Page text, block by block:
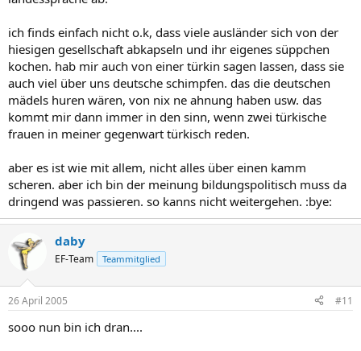
ich finds einfach nicht o.k, dass viele ausländer sich von der
hiesigen gesellschaft abkapseln und ihr eigenes süppchen
kochen. hab mir auch von einer türkin sagen lassen, dass sie
auch viel über uns deutsche schimpfen. das die deutschen
mädels huren wären, von nix ne ahnung haben usw. das
kommt mir dann immer in den sinn, wenn zwei türkische
frauen in meiner gegenwart türkisch reden.
aber es ist wie mit allem, nicht alles über einen kamm
scheren. aber ich bin der meinung bildungspolitisch muss da
dringend was passieren. so kanns nicht weitergehen. :bye:
daby
EF-Team Teammitglied
26 April 2005 #11
sooo nun bin ich dran....